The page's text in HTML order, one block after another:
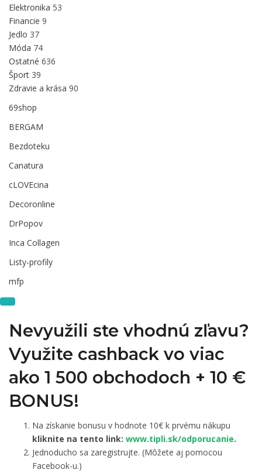
Elektronika 53
Financie 9
Jedlo 37
Móda 74
Ostatné 636
Šport 39
Zdravie a krása 90
69shop
BERGAM
Bezdoteku
Canatura
cLOVEcina
Decoronline
DrPopov
Inca Collagen
Listy-profily
mfp
Nevyužili ste vhodnú zľavu?
Využite cashback vo viac
ako 1 500 obchodoch + 10 €
BONUS!
Na získanie bonusu v hodnote 10€ k prvému nákupu
kliknite na tento link: www.tipli.sk/odporucanie.
Jednoducho sa zaregistrujte. (Môžete aj pomocou
Facebook-u.)